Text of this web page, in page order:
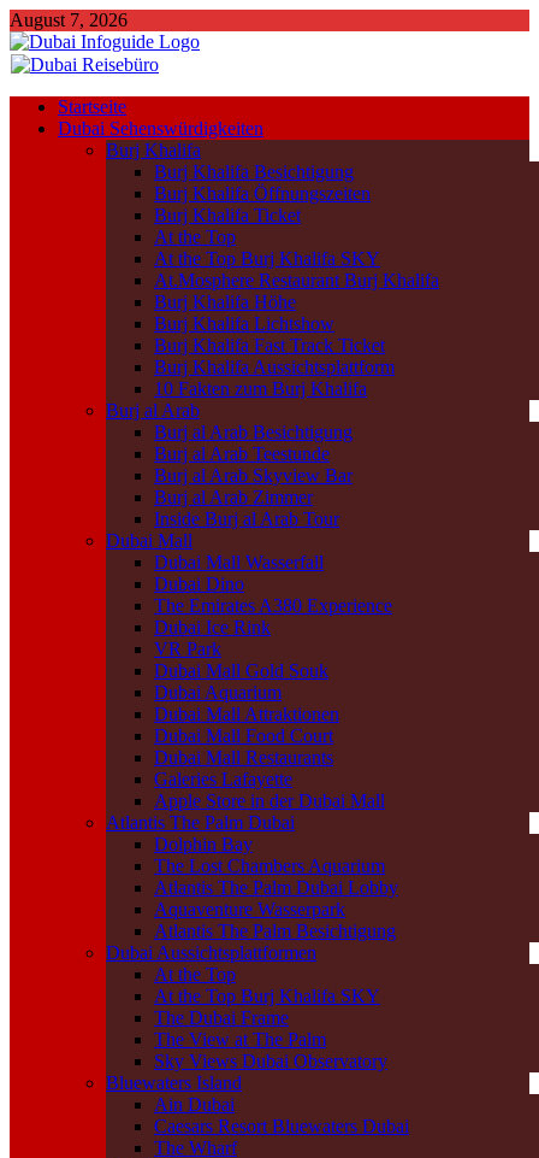
August 7, 2026
Startseite
Dubai Sehenswürdigkeiten
Burj Khalifa
Burj Khalifa Besichtigung
Burj Khalifa Öffnungszeiten
Burj Khalifa Ticket
At the Top
At the Top Burj Khalifa SKY
At.Mosphere Restaurant Burj Khalifa
Burj Khalifa Höhe
Burj Khalifa Lichtshow
Burj Khalifa Fast Track Ticket
Burj Khalifa Aussichtsplattform
10 Fakten zum Burj Khalifa
Burj al Arab
Burj al Arab Besichtigung
Burj al Arab Teestunde
Burj al Arab Skyview Bar
Burj al Arab Zimmer
Inside Burj al Arab Tour
Dubai Mall
Dubai Mall Wasserfall
Dubai Dino
The Emirates A380 Experience
Dubai Ice Rink
VR Park
Dubai Mall Gold Souk
Dubai Aquarium
Dubai Mall Attraktionen
Dubai Mall Food Court
Dubai Mall Restaurants
Galeries Lafayette
Apple Store in der Dubai Mall
Atlantis The Palm Dubai
Dolphin Bay
The Lost Chambers Aquarium
Atlantis The Palm Dubai Lobby
Aquaventure Wasserpark
Atlantis The Palm Besichtigung
Dubai Aussichtsplattformen
At the Top
At the Top Burj Khalifa SKY
The Dubai Frame
The View at The Palm
Sky Views Dubai Observatory
Bluewaters Island
Ain Dubai
Caesars Resort Bluewaters Dubai
The Wharf